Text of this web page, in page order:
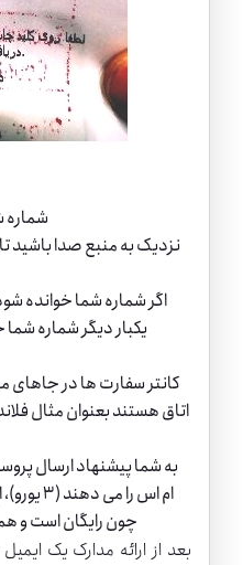
شماره
نزدیک به منبع صدا
اگر شماره شما خوانده
یکبار دیگر شماره
کانتر سفارت ها در جاهای
اتاق هستند بعنوان مثال
ام اس را
چون رایگان است و
بعد از ارائه مدارک یک